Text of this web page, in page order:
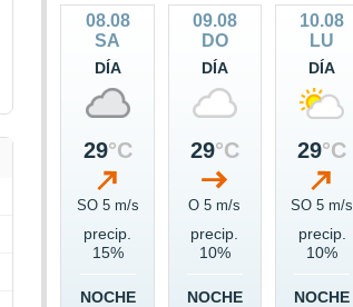
08.08
SA
DÍA
29°C
SO 5 m/s
precip.
15%
NOCHE
09.08
DO
DÍA
29°C
O 5 m/s
precip.
10%
NOCHE
10.08
LU
DÍA
29°C
SO 5 m/s
precip.
10%
NOCHE